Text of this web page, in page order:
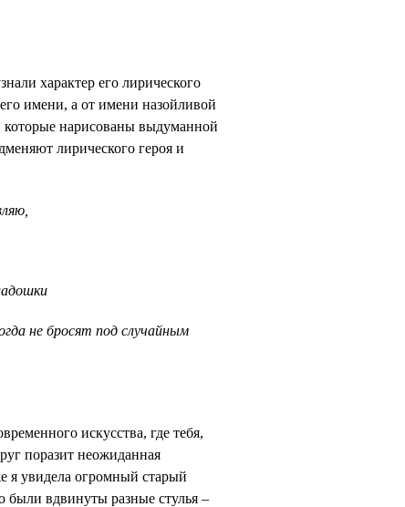
характер его лирического
имени, а от имени назойливой
нарисованы выдуманной
лирического героя и
не бросят под случайным
искусства, где тебя,
поразит неожиданная
я увидела огромный старый
были вдвинуты разные стулья –